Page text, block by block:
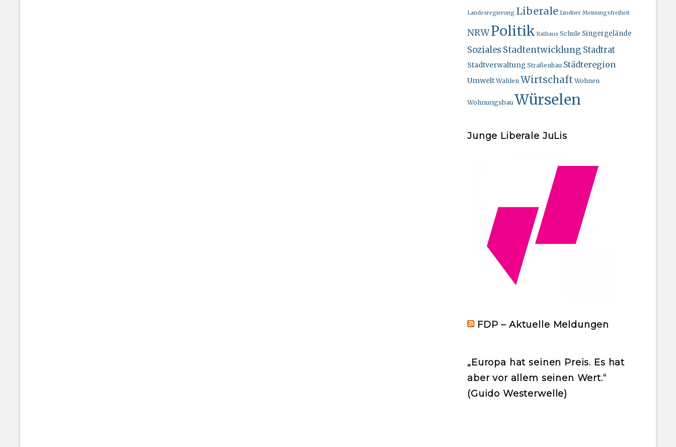
Landesregierung Liberale Lindner Meinungsfreiheit
NRWPolitik Rathaus Schule Singergelände
Soziales Stadtentwicklung Stadtrat
Stadtverwaltung Straßenbau Städteregion
Umwelt Wahlen Wirtschaft Wohnen
WohnungsbauWürselen
Junge Liberale JuLis
FDP – Aktuelle Meldungen
„Europa hat seinen Preis. Es hat
aber vor allem seinen Wert.“
(Guido Westerwelle)